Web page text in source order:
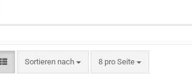
Sortieren nach
Sortieren nach 8 pro Seite
pro Seite